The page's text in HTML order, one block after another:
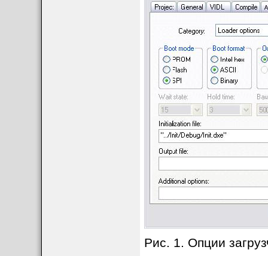
Рис. 1. Опции